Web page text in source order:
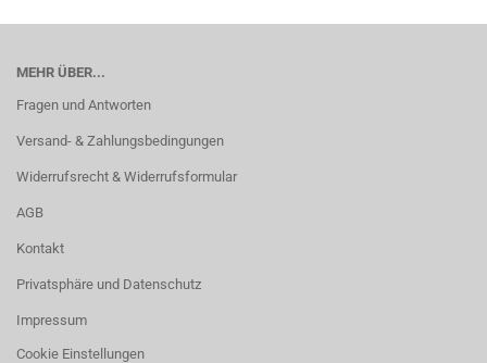
MEHR ÜBER...
Fragen und Antworten
Versand- & Zahlungsbedingungen
Widerrufsrecht & Widerrufsformular
AGB
Kontakt
Privatsphäre und Datenschutz
Impressum
Cookie Einstellungen